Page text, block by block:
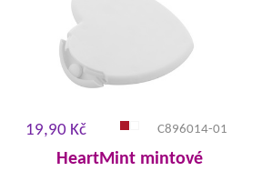
19,90 Kč C896014-01
HeartMint mintové